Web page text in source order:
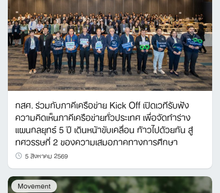
กสศ. ร่วมกับภาคีเครือข่าย Kick Off เปิดเวทีรับฟัง
ความคิดเห็นภาคีเครือข่ายทั่วประเทศ เพื่อจัดทำร่าง
แผนกลยุทธ์ 5 ปี เดินหน้าขับเคลื่อน ก้าวไปด้วยกัน สู่
ทศวรรษที่ 2 ของความเสมอภาคทางการศึกษา
5 สิงหาคม 2569
Movement